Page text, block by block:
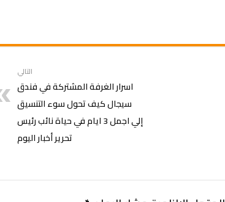
التالي
اسرار الغرفة المشتركة في فندق
سيجال كيف تحول سوء التنسيق
إلي اجمل 3 ايام في حياة نائب رئيس
تحرير أخبار اليوم